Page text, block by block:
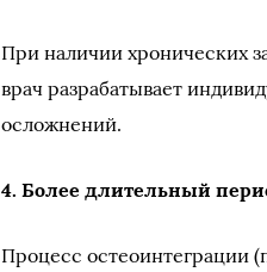
При наличии хронических
врач разрабатывает
осложнений.
4. Более длительный
Процесс остеоинтеграции